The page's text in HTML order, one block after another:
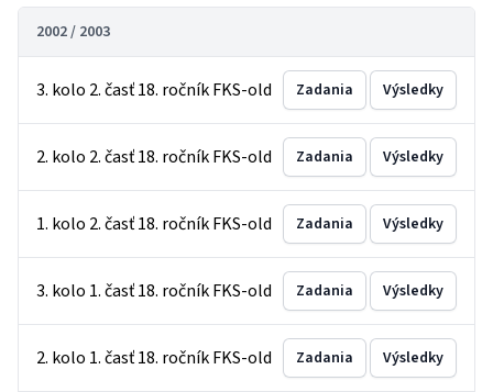
2002 / 2003
3. kolo 2. časť 18. ročník FKS-old Zadania Výsledky
2. kolo 2. časť 18. ročník FKS-old Zadania Výsledky
1. kolo 2. časť 18. ročník FKS-old Zadania Výsledky
3. kolo 1. časť 18. ročník FKS-old Zadania Výsledky
2. kolo 1. časť 18. ročník FKS-old Zadania Výsledky